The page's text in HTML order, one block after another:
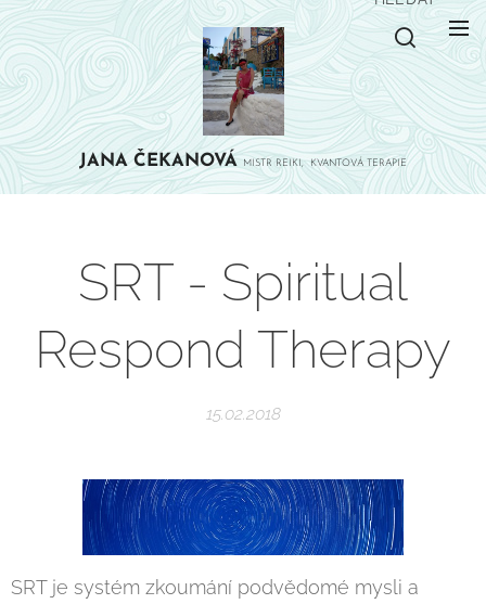
JANAČEKANOVÁ MISTR REIKI, KVANTOVÁ TERAPIE
SRT - Spiritual
Respond Therapy
15.02.2018
SRT je systém zkoumání podvědomé mysli a